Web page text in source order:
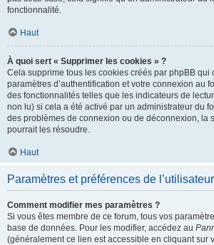
fonctionnalité.
Haut
À quoi sert « Supprimer les cookies » ?
Cela supprime tous les cookies créés par phpBB qui
paramètres d’authentification et votre connexion au
des fonctionnalités telles que les indicateurs de
non lu) si cela a été activé par un administrateur du
des problèmes de connexion ou de déconnexion, la
pourrait les résoudre.
Haut
Paramètres et préférences de l’utilisateur
Comment modifier mes paramètres ?
Si vous êtes membre de ce forum, tous vos
base de données. Pour les modifier, accédez au
(généralement ce lien est accessible en cliquant sur